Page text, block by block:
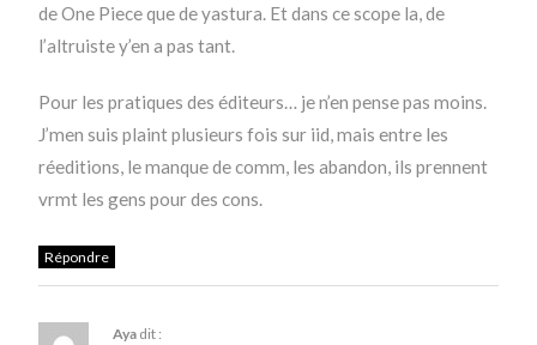
de One Piece que de yastura. Et dans ce scope la, de
l’altruiste y’en a pas tant.
Pour les pratiques des éditeurs… je n’en pense pas moins.
J’men suis plaint plusieurs fois sur iid, mais entre les
réeditions, le manque de comm, les abandon, ils prennent
vrmt les gens pour des cons.
Répondre
Aya dit :